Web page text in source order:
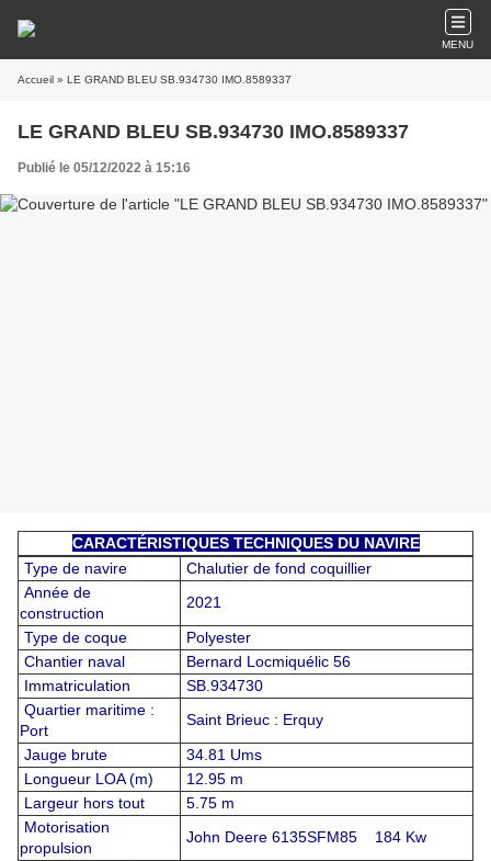
MENU
Accueil » LE GRAND BLEU SB.934730 IMO.8589337
LE GRAND BLEU SB.934730 IMO.8589337
Publié le 05/12/2022 à 15:16
CARACTÉRISTIQUES TECHNIQUES DU NAVIRE
Type de navire
Chalutier de fond coquillier
Année de
construction
2021
Type de coque
Polyester
Chantier naval
Bernard Locmiquélic 56
Immatriculation
SB.934730
Quartier maritime :
Port
Saint Brieuc : Erquy
Jauge brute
34.81 Ums
Longueur LOA (m)
12.95 m
Largeur hors tout
5.75 m
Motorisation
propulsion
John Deere 6135SFM85 184 Kw